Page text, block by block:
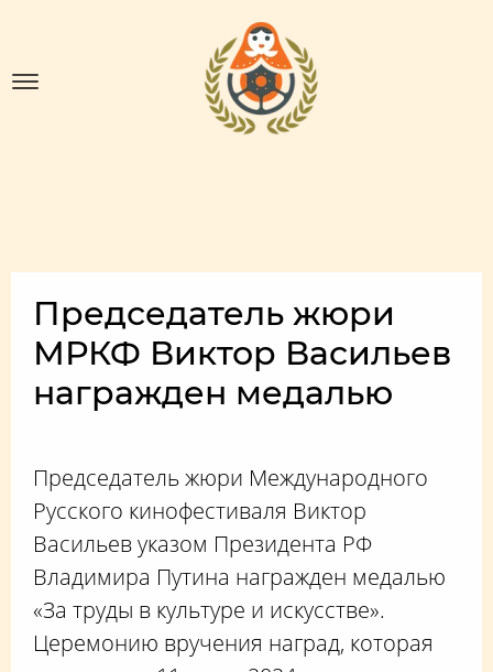
Председатель жюри
МРКФ Виктор Васильев
награжден медалью
Председатель жюри Международного
Русского кинофестиваля Виктор
Васильев указом Президента РФ
Владимира Путина награжден медалью
«За труды в культуре и искусстве».
Церемонию вручения наград, которая